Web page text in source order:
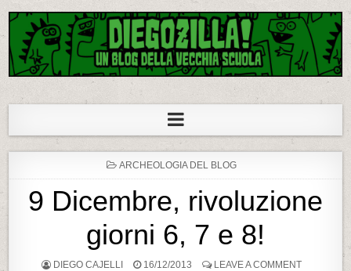
Diegozilla!
Un blog della vecchia scuola
P
T
E
I
N
ARCHEOLOGIA DEL BLOG
9 Dicembre, rivoluzione
giorni 6, 7 e 8!
DIEGO CAJELLI 16/12/2013 LEAVE A COMMENT